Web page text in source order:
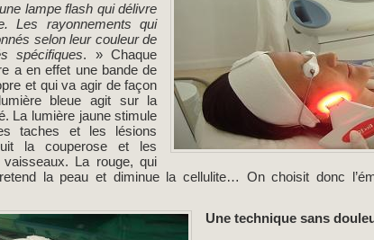
lampe flash qui délivre
Les rayonnements qui
selon leur couleur de
spécifiques. » Chaque
a en effet une bande de
et qui va agir de façon
bleue agit sur la
La lumière jaune stimule
taches et les lésions
la couperose et les
La rouge, qui
la peau et diminue la cellulite… On choisit donc
Une technique sans